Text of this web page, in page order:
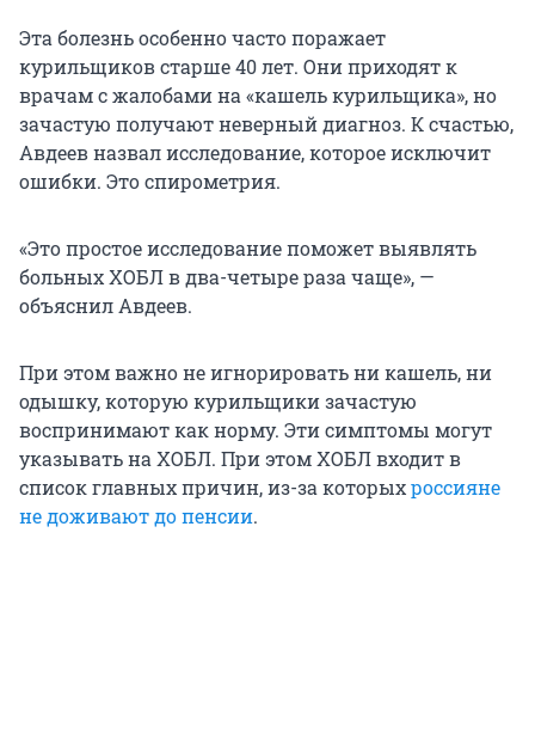
Эта болезнь особенно часто поражает
курильщиков старше 40 лет. Они приходят к
врачам с жалобами на «кашель курильщика», но
зачастую получают неверный диагноз. К счастью,
Авдеев назвал исследование, которое исключит
ошибки. Это спирометрия.
«Это простое исследование поможет выявлять
больных ХОБЛ в два-четыре раза чаще», —
объяснил Авдеев.
При этом важно не игнорировать ни кашель, ни
одышку, которую курильщики зачастую
воспринимают как норму. Эти симптомы могут
указывать на ХОБЛ. При этом ХОБЛ входит в
список главных причин, из-за которыхроссияне
не доживают до пенсии.